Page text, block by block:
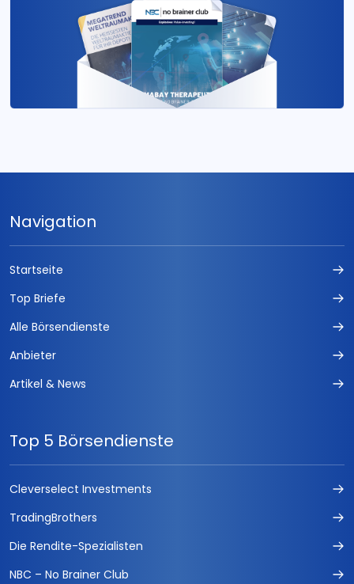
Navigation
Startseite
Top Briefe
Alle Börsendienste
Anbieter
Artikel & News
Top 5 Börsendienste
Cleverselect Investments
TradingBrothers
Die Rendite-Spezialisten
NBC – No Brainer Club